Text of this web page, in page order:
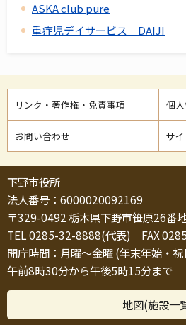
ASKA club pure
重症児デイサービス DAIJI
リンク・著作権・免責事項 個
お問い合わせ サ
下野市役所
法人番号：6000020092169
〒329-0492 栃木県下野市笹原26番
TEL 0285-32-8888(代表) FAX
開庁時間：月曜～金曜 (年末年始・
午前8時30分から午後5時15分まで
地図(施設一